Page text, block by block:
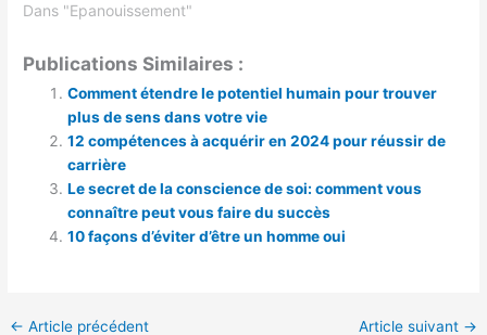
Dans "Epanouissement"
Publications Similaires :
Comment étendre le potentiel humain pour trouver
plus de sens dans votre vie
12 compétences à acquérir en 2024 pour réussir de
carrière
Le secret de la conscience de soi: comment vous
connaître peut vous faire du succès
10 façons d’éviter d’être un homme oui
← Article précédent Article suivant →